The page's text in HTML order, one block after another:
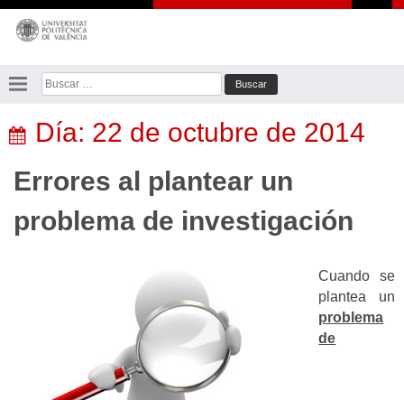
Saltar
contenido
Buscar:
Día: 22 de octubre de 2014
Errores al plantear un
problema de investigación
Cuando se
plantea un
problema
de